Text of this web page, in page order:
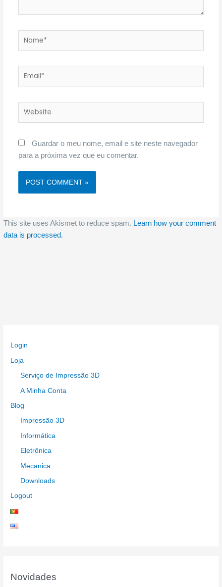
Email*
Website
Guardar o meu nome, email e site neste navegador
para a próxima vez que eu comentar.
This site uses Akismet to reduce spam. Learn how your comment
data is processed.
Login
Loja
Serviço de Impressão 3D
A Minha Conta
Blog
Impressão 3D
Informática
Eletrônica
Mecanica
Downloads
Logout
Novidades